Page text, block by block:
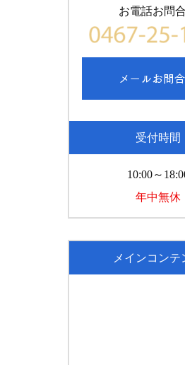
お電話お問
受付時間
10:00～
年中無休
メインコンテ